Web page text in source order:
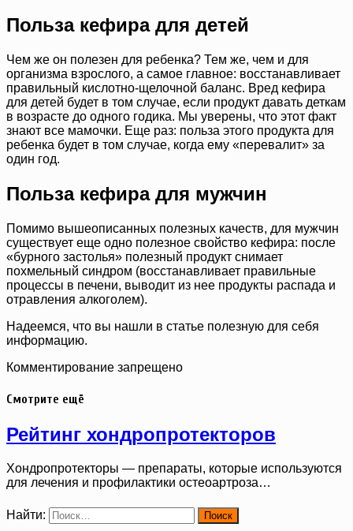
Польза кефира для детей
Чем же он полезен для ребенка? Тем же, чем и для
организма взрослого, а самое главное: восстанавливает
правильный кислотно-щелочной баланс. Вред кефира
для детей будет в том случае, если продукт давать деткам
в возрасте до одного годика. Мы уверены, что этот факт
знают все мамочки. Еще раз: польза этого продукта для
ребенка будет в том случае, когда ему «перевалит» за
один год.
Польза кефира для мужчин
Помимо вышеописанных полезных качеств, для мужчин
существует еще одно полезное свойство кефира: после
«бурного застолья» полезный продукт снимает
похмельный синдром (восстанавливает правильные
процессы в печени, выводит из нее продукты распада и
отравления алкоголем).
Надеемся, что вы нашли в статье полезную для себя
информацию.
Комментирование запрещено
Смотрите ещё
Рейтинг хондропротекторов
Хондропротекторы — препараты, которые используются
для лечения и профилактики остеоартроза…
Найти: